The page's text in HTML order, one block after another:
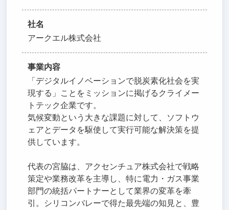
社名
アークエル株式会社
事業内容
「デジタルイノベーションで脱炭素化社会を実
現する」ことをミッションに掲げるクライメー
トテック企業です。
気候変動という大きな課題に対して、ソフトウ
ェアとデータを駆使して実行可能な解決策を提
供しています。
代表の宮脇は、アクセンチュア株式会社で戦略
策定や業務改革を主導し、特に電力・ガス事業
部門の統括パートナーとして業界の変革を牽
引。シリコンバレーで得た最先端の知見と、豊